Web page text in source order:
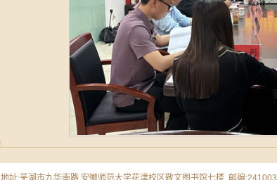
地址:芜湖市九华南路 安徽师范大学花津校区敬文图书馆七楼 邮编:241003